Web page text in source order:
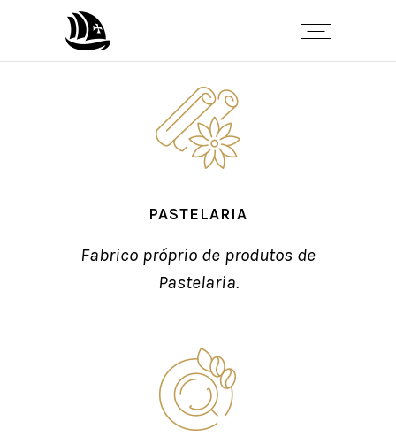
PASTELARIA
Fabrico próprio de produtos de
Pastelaria.